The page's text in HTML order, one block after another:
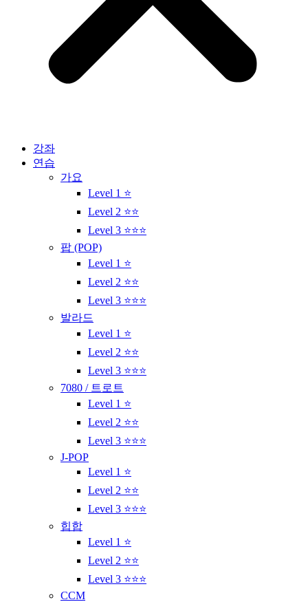
강좌
연습
가요
Level 1 ⭐
Level 2 ⭐⭐
Level 3 ⭐⭐⭐
팝 (POP)
Level 1 ⭐
Level 2 ⭐⭐
Level 3 ⭐⭐⭐
발라드
Level 1 ⭐
Level 2 ⭐⭐
Level 3 ⭐⭐⭐
7080 / 트로트
Level 1 ⭐
Level 2 ⭐⭐
Level 3 ⭐⭐⭐
J-POP
Level 1 ⭐
Level 2 ⭐⭐
Level 3 ⭐⭐⭐
힙합
Level 1 ⭐
Level 2 ⭐⭐
Level 3 ⭐⭐⭐
CCM